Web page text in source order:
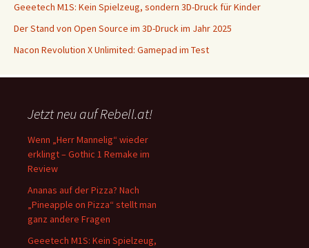
Geeetech M1S: Kein Spielzeug, sondern 3D-Druck für Kinder
Der Stand von Open Source im 3D-Druck im Jahr 2025
Nacon Revolution X Unlimited: Gamepad im Test
Jetzt neu auf Rebell.at!
Wenn „Herr Mannelig“ wieder
erklingt – Gothic 1 Remake im
Review
Ananas auf der Pizza? Nach
„Pineapple on Pizza“ stellt man
ganz andere Fragen
Geeetech M1S: Kein Spielzeug,